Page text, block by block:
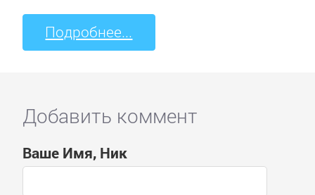
Подробнее...
Добавить коммент
Ваше Имя, Ник